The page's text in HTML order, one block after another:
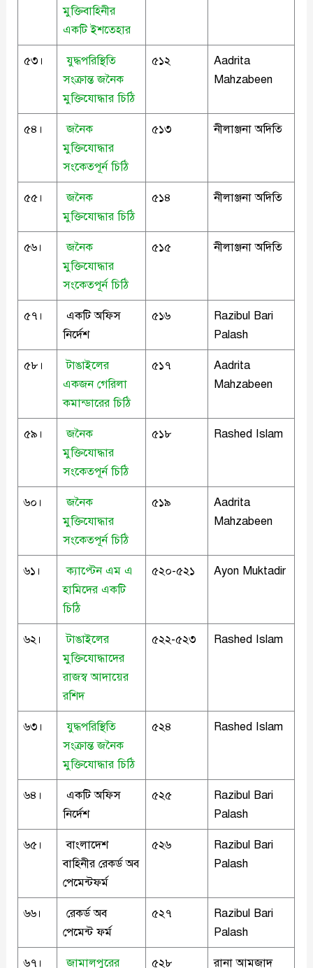
মুক্তিবাহিনীর
একটি ইশতেহার
৫৩।
যুদ্ধপরিস্থিতি
সংক্রান্ত জনৈক
মুক্তিযোদ্ধার চিঠি
৫১২
Aadrita
Mahzabeen
৫৪।
জনৈক
মুক্তিযোদ্ধার
সংকেতপূর্ন চিঠি
৫১৩ নীলাঞ্জনা অদিতি
৫৫।
জনৈক
মুক্তিযোদ্ধার চিঠি
৫১৪ নীলাঞ্জনা অদিতি
৫৬।
জনৈক
মুক্তিযোদ্ধার
সংকেতপূর্ন চিঠি
৫১৫ নীলাঞ্জনা অদিতি
৫৭।
একটি অফিস
নির্দেশ
৫১৬
Razibul Bari
Palash
৫৮।
টাঙাইলের
একজন গেরিলা
কমান্ডারের চিঠি
৫১৭
Aadrita
Mahzabeen
৫৯।
জনৈক
মুক্তিযোদ্ধার
সংকেতপূর্ন চিঠি
৫১৮ Rashed Islam
৬০।
জনৈক
মুক্তিযোদ্ধার
সংকেতপূর্ন চিঠি
৫১৯
Aadrita
Mahzabeen
৬১।
ক্যাপ্টেন এম এ
হামিদের একটি
চিঠি
৫২০-৫২১ Ayon Muktadir
৬২।
টাঙাইলের
মুক্তিযোদ্ধাদের
রাজস্ব আদায়ের
রশিদ
৫২২-৫২৩ Rashed Islam
৬৩।
যুদ্ধপরিস্থিতি
সংক্রান্ত জনৈক
মুক্তিযোদ্ধার চিঠি
৫২৪ Rashed Islam
৬৪।
একটি অফিস
নির্দেশ
৫২৫
Razibul Bari
Palash
৬৫।
বাংলাদেশ
বাহিনীর রেকর্ড অব
পেমেন্টফর্ম
৫২৬
Razibul Bari
Palash
৬৬।
রেকর্ড অব
পেমেন্ট ফর্ম
৫২৭
Razibul Bari
Palash
৬৭। জামালপুরের ৫২৮ রানা আমজাদ